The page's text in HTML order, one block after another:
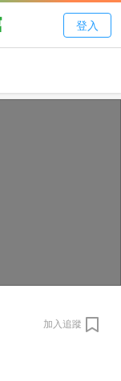
登入
加入追蹤